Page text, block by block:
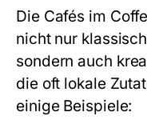
Die Cafés im
nicht nur
sondern auch
die oft lokale
einige Beispiele: